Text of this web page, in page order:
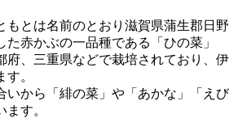
もとは名前のとおり滋賀県蒲生郡日野
赤かぶの一品種である「ひの菜」
府、三重県などで栽培されており、伊
。
いから「緋の菜」や「あかな」「えび
す。